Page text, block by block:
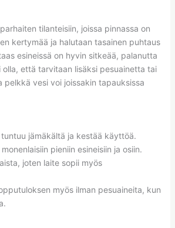
tilanteisiin, joissa pinnassa on
kertymää ja halutaan tasainen puhtaus
esineissä on hyvin sitkeää, palanutta
että tarvitaan lisäksi pesuainetta tai
pelkkä vesi voi joissakin tapauksissa
jämäkältä ja kestää käyttöä.
pieniin esineisiin ja osiin.
joten laite sopii myös
myös ilman pesuaineita, kun